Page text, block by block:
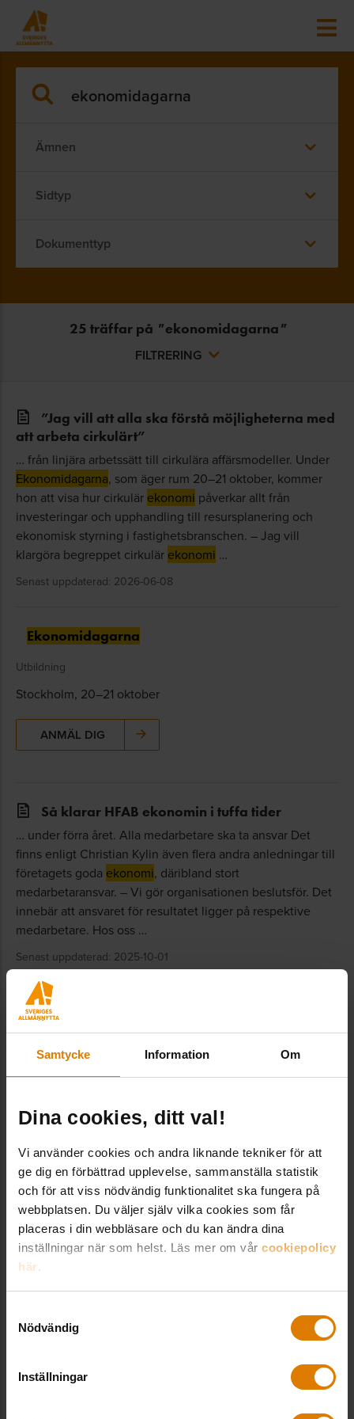
Samtycke Information Om
Dina cookies, ditt val!
Vi använder cookies och andra liknande tekniker för att
ge dig en förbättrad upplevelse, sammanställa statistik
och för att viss nödvändig funktionalitet ska fungera på
webbplatsen. Du väljer själv vilka cookies som får
placeras i din webbläsare och du kan ändra dina
inställningar när som helst. Läs mer om vår cookiepolicy
här.
Nödvändig
Inställningar
Ämnen
Sidtyp
Dokumenttyp
25 träffar på "ekonomidagarna"
FILTRERING
”Jag vill att alla ska förstå möjligheterna med
att arbeta cirkulärt”
… från linjära arbetssätt till cirkulära affärsmodeller. Under
Ekonomidagarna, som äger rum 20–21 oktober, kommer
hon att visa hur cirkulär ekonomi påverkar allt från
investeringar och upphandling till resursplanering och
ekonomisk styrning i fastighetsbranschen. – Jag vill
klargöra begreppet cirkulär ekonomi …
Senast uppdaterad: 2026-06-08
Ekonomidagarna
Utbildning
Stockholm, 20–21 oktober
ANMÄL DIG
Så klarar HFAB ekonomin i tuffa tider
… under förra året. Alla medarbetare ska ta ansvar Det
finns enligt Christian Kylin även flera andra anledningar till
företagets goda ekonomi, däribland stort
medarbetaransvar. – Vi gör organisationen beslutsför. Det
innebär att ansvaret för resultatet ligger på respektive
medarbetare. Hos oss …
Senast uppdaterad: 2025-10-01
”Vi måste tänka annorlunda när vi bygger
bostäder”
… kan ligga steget före och tänka ut hur vi ska agera
tusen hyresrätter Under besöket i Österrike träffar HFAB
det kommunala bostadsbolaget Wiener Wohnen …
Senast uppdaterad: 2025-09-26
Så klarar HFAB ekonomin i tuffa tider
… under förra året. Alla medarbetare ska ta ansvar Det
finns enligt Christian Kylin även flera andra anledningar till
företagets goda
medarbetaransvar. – Vi gör organisationen beslutsför. Det
medarbetare. Hos oss …